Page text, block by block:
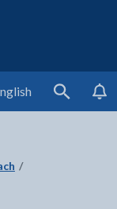
Search